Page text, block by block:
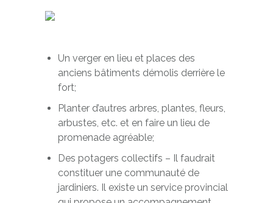
Un verger en lieu et places des
anciens bâtiments démolis derrière le
fort;
Planter d’autres arbres, plantes, fleurs,
arbustes, etc. et en faire un lieu de
promenade agréable;
Des potagers collectifs – Il faudrait
constituer une communauté de
jardiniers. Il existe un service provincial